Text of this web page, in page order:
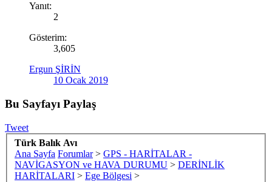
Yanıt:
2
Gösterim:
3,605
Ergun ŞİRİN
10 Ocak 2019
Bu Sayfayı Paylaş
Tweet
Türk Balık Avı
Ana Sayfa Forumlar > GPS - HARİTALAR -
NAVİGASYON ve HAVA DURUMU > DERİNLİK
HARİTALARI > Ege Bölgesi >